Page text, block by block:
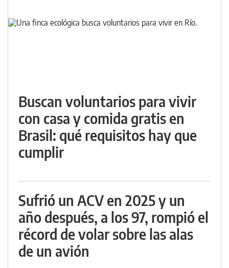
Buscan voluntarios para vivir
con casa y comida gratis en
Brasil: qué requisitos hay que
cumplir
Sufrió un ACV en 2025 y un
año después, a los 97, rompió el
récord de volar sobre las alas
de un avión